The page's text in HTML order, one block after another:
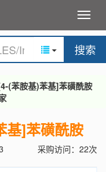
搜索
(苯胺基)苯基]苯磺酰胺
基]苯磺酰胺
采购访问：22次